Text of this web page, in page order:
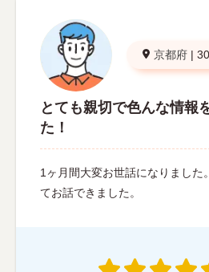
京都府 |
とても親切で色んな情報
た！
1ヶ月間大変お世話になりました
てお話できました。